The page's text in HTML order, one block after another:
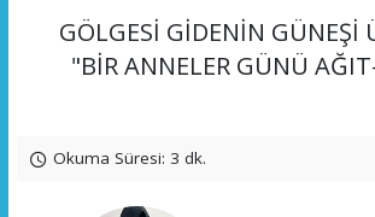
GÖLGESİ GİDENİN GÜNEŞİ
"BİR ANNELER GÜNÜ
Okuma Süresi: 3 dk.